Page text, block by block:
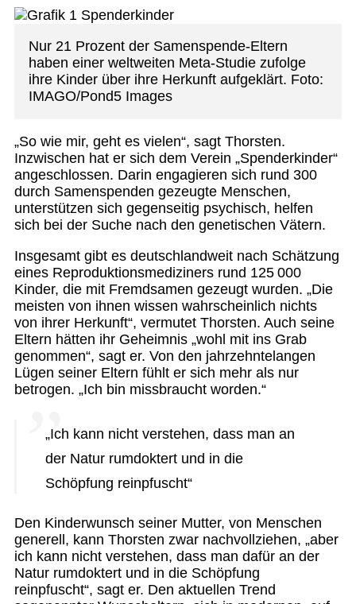
Nur 21 Prozent der Samenspende-Eltern
haben einer weltweiten Meta-Studie zufolge
ihre Kinder über ihre Herkunft aufgeklärt. Foto:
IMAGO/Pond5 Images
„So wie mir, geht es vielen“, sagt Thorsten.
Inzwischen hat er sich dem Verein „Spenderkinder“
angeschlossen. Darin engagieren sich rund 300
durch Samenspenden gezeugte Menschen,
unterstützen sich gegenseitig psychisch, helfen
sich bei der Suche nach den genetischen Vätern.
Insgesamt gibt es deutschlandweit nach Schätzung
eines Reproduktionsmediziners rund 125 000
Kinder, die mit Fremdsamen gezeugt wurden. „Die
meisten von ihnen wissen wahrscheinlich nichts
von ihrer Herkunft“, vermutet Thorsten. Auch seine
Eltern hätten ihr Geheimnis „wohl mit ins Grab
genommen“, sagt er. Von den jahrzehntelangen
Lügen seiner Eltern fühlt er sich mehr als nur
betrogen. „Ich bin missbraucht worden.“
„Ich kann nicht verstehen, dass man an
der Natur rumdoktert und in die
Schöpfung reinpfuscht“
Den Kinderwunsch seiner Mutter, von Menschen
generell, kann Thorsten zwar nachvollziehen, „aber
ich kann nicht verstehen, dass man dafür an der
Natur rumdoktert und in die Schöpfung
reinpfuscht“, sagt er. Den aktuellen Trend